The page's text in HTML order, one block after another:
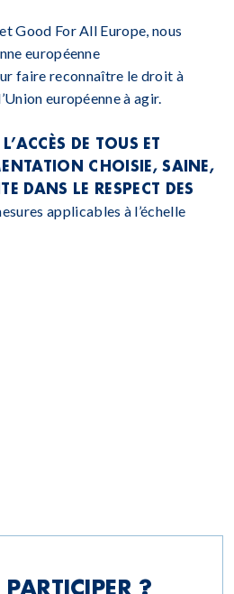
Good For All Europe, nous
européenne
faire reconnaître le droit à
européenne à agir.
DE TOUS ET
CHOISIE, SAINE,
DANS LE RESPECT DES
applicables à l’échelle
?